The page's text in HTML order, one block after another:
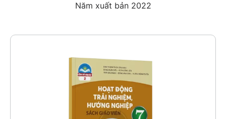
Năm xuất bản 2022